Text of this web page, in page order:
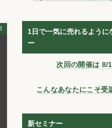
1日で一気に売れるように
ー
次回の開催は 8/
こんなあなたにこそ受
新セミナー